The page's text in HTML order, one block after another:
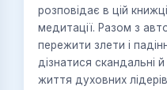
розповідає в цій
медитації. Разом з
пережити злети і
дізнатися скандальні
життя духовних